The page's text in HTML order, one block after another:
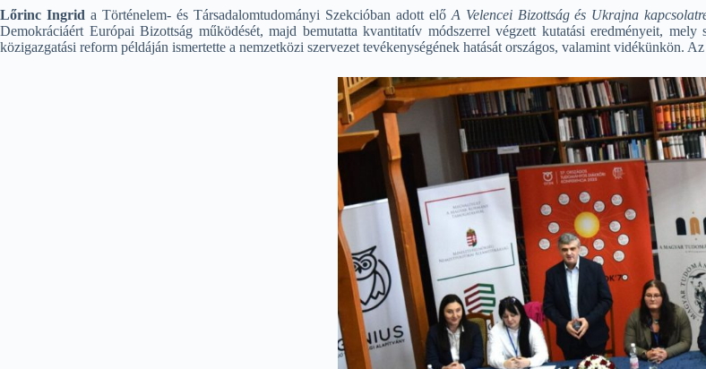
Lőrinc Ingrid a Történelem- és Társadalomtudományi Szekcióban adott elő A Velencei Bizottság és Ukrajna
Demokráciáért Európai Bizottság működését, majd bemutatta kvantitatív módszerrel végzett kutatási eredményeit,
közigazgatási reform példáján ismertette a nemzetközi szervezet tevékenységének hatását országos, valamint vidékünkön.